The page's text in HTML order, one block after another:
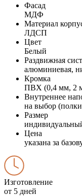
Фасад
МДФ
Материал
ЛДСП
Цвет
Белый
Раздвижная
алюминиевая,
Кромка
ПВХ (0,4 мм, 2
Внутреннее
на выбор
Размер
Цена
указана за
Изготовление
от 5 дней